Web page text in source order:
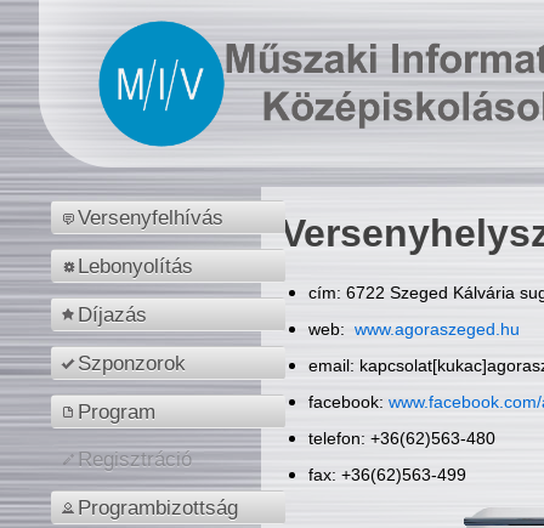
Versenyfelhívás
Lebonyolítás
Díjazás
Szponzorok
Program
Regisztráció
Programbizottság
cím: 6722 Szeged Kálvária
web: www.agoraszeged.hu
email:
facebook:
telefon: +36(62)563-480
fax: +36(62)563-499